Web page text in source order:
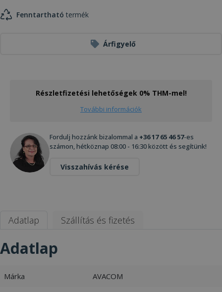
Fenntartható termék
Árfigyelő
Részletfizetési lehetőségek 0% THM-mel!
További információk
Fordulj hozzánk bizalommal a +36 17 65 46 57-es
számon, hétköznap 08:00 - 16:30 között és segítünk!
Visszahívás kérése
Adatlap Szállítás és fizetés
Adatlap
Márka AVACOM